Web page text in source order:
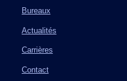
Bureaux
Actualités
Carrières
Contact